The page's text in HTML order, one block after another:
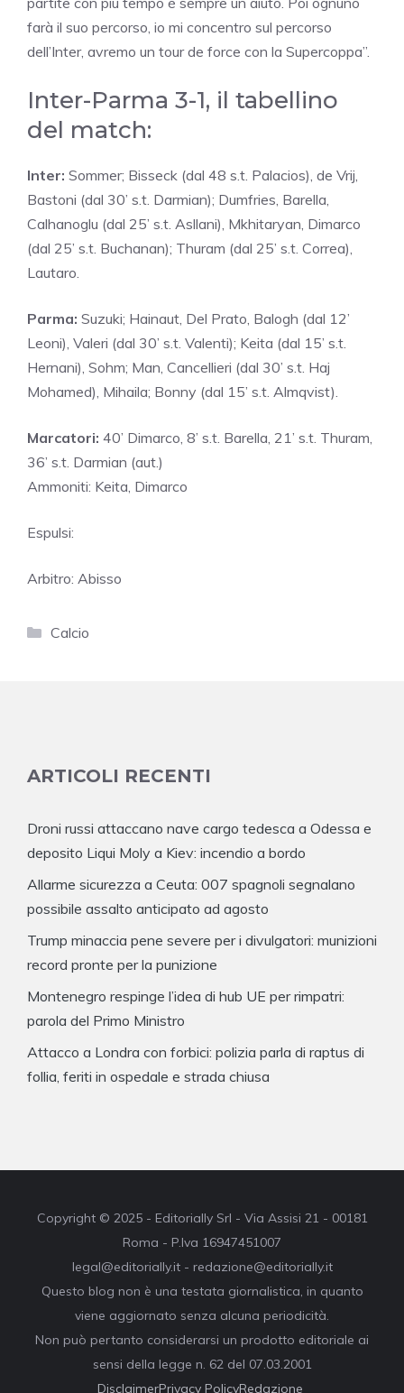
farà il suo percorso, io mi concentro sul percorso
dell’Inter, avremo un tour de force con la Supercoppa”.
Inter-Parma 3-1, il tabellino
del match:
Inter: Sommer; Bisseck (dal 48 s.t. Palacios), de Vrij,
Bastoni (dal 30’ s.t. Darmian); Dumfries, Barella,
Calhanoglu (dal 25’ s.t. Asllani), Mkhitaryan, Dimarco
(dal 25’ s.t. Buchanan); Thuram (dal 25’ s.t. Correa),
Lautaro.
Parma: Suzuki; Hainaut, Del Prato, Balogh (dal 12’
Leoni), Valeri (dal 30’ s.t. Valenti); Keita (dal 15’ s.t.
Hernani), Sohm; Man, Cancellieri (dal 30’ s.t. Haj
Mohamed), Mihaila; Bonny (dal 15’ s.t. Almqvist).
Marcatori: 40’ Dimarco, 8’ s.t. Barella, 21’ s.t. Thuram,
36’ s.t. Darmian (aut.)
Ammoniti: Keita, Dimarco
Espulsi:
Arbitro: Abisso
Categorie
Calcio
ARTICOLI RECENTI
Droni russi attaccano nave cargo tedesca a Odessa e
deposito Liqui Moly a Kiev: incendio a bordo
Allarme sicurezza a Ceuta: 007 spagnoli segnalano
possibile assalto anticipato ad agosto
Trump minaccia pene severe per i divulgatori: munizioni
record pronte per la punizione
Montenegro respinge l’idea di hub UE per rimpatri:
parola del Primo Ministro
Attacco a Londra con forbici: polizia parla di raptus di
follia, feriti in ospedale e strada chiusa
Copyright © 2025 - Editorially Srl - Via Assisi 21 - 00181
Roma - P.Iva 16947451007
legal@editorially.it - redazione@editorially.it
Questo blog non è una testata giornalistica, in quanto
viene aggiornato senza alcuna periodicità.
Non può pertanto considerarsi un prodotto editoriale ai
sensi della legge n. 62 del 07.03.2001
DisclaimerPrivacy PolicyRedazione